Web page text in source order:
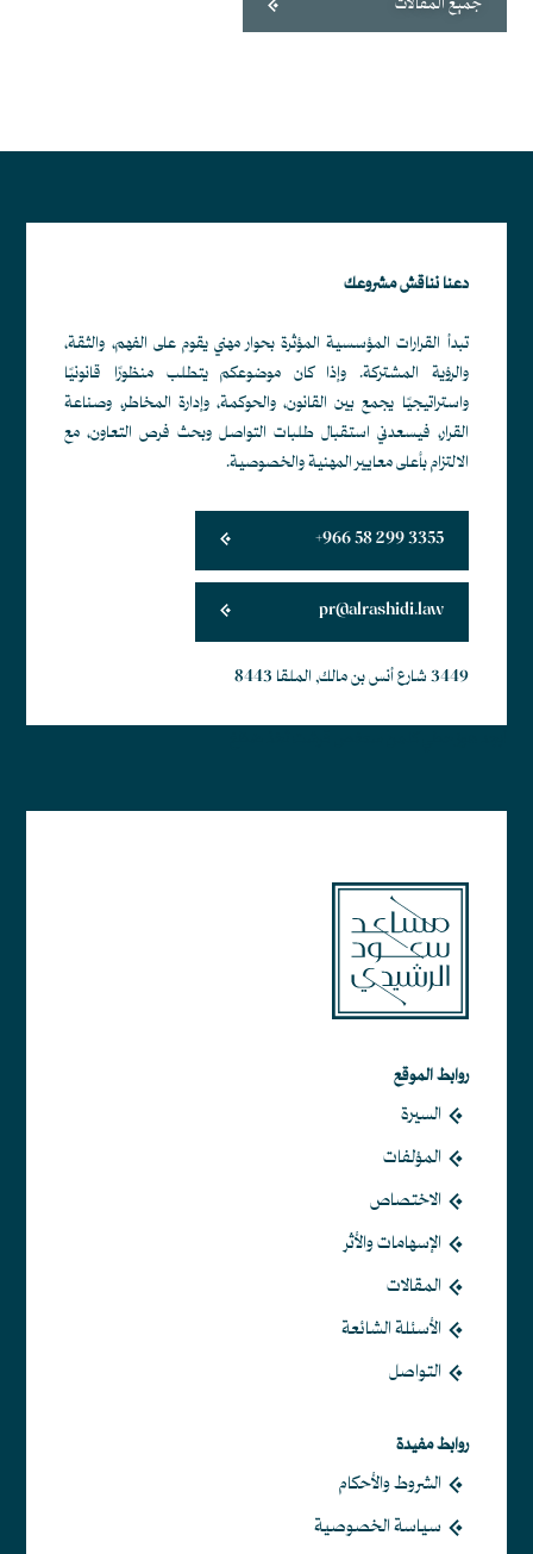
جميع المقالات
دعنا نناقش مشروعك
تبدأ القرارات المؤسسية المؤثرة بحوار مهني يقوم على الفهم، والثقة،
والرؤية المشتركة. وإذا كان موضوعكم يتطلب منظورًا قانونيًا
واستراتيجيًا يجمع بين القانون، والحوكمة، وإدارة المخاطر، وصناعة
القرار، فيسعدني استقبال طلبات التواصل وبحث فرص التعاون، مع
الالتزام بأعلى معايير المهنية والخصوصية.
+966 58 299 3355
pr@alrashidi.law
3449 شارع أنس بن مالك, الملقا 8443
روابط الموقع
السيرة
المؤلفات
الاختصاص
الإسهامات والأثر
المقالات
الأسئلة الشائعة
التواصل
روابط مفيدة
الشروط والأحكام
سياسة الخصوصية